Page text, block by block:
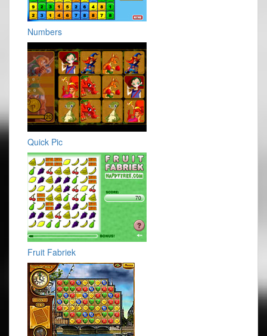
Numbers
Quick Pic
Fruit Fabriek